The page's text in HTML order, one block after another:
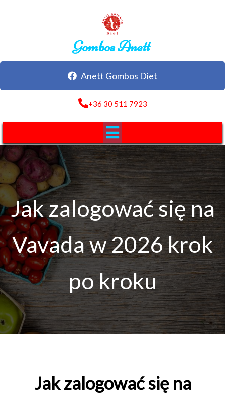
Gombos Anett
Anett Gombos Diet
+36 30 511 7923
Jak zalogować się na
Vavada w 2026 krok
po kroku
Jak zalogować się na